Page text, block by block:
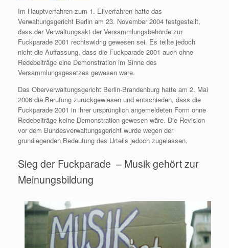
Im Hauptverfahren zum 1. Eilverfahren hatte das
Verwaltungsgericht Berlin am 23. November 2004 festgestellt,
dass der Verwaltungsakt der Versammlungsbehörde zur
Fuckparade 2001 rechtswidrig gewesen sei. Es teilte jedoch
nicht die Auffassung, dass die Fuckparade 2001 auch ohne
Redebeiträge eine Demonstration im Sinne des
Versammlungsgesetzes gewesen wäre.
Das Oberverwaltungsgericht Berlin-Brandenburg hatte am 2. Mai
2006 die Berufung zurückgewiesen und entschieden, dass die
Fuckparade 2001 in ihrer ursprünglich angemeldeten Form ohne
Redebeiträge keine Demonstration gewesen wäre. Die Revision
vor dem Bundesverwaltungsgericht wurde wegen der
grundlegenden Bedeutung des Urteils jedoch zugelassen.
Sieg der Fuckparade – Musik gehört zur
Meinungsbildung